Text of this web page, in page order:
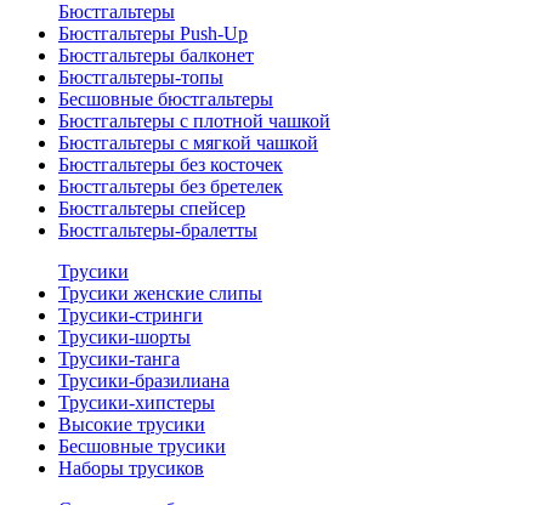
Бюстгальтеры
Бюстгальтеры Push-Up
Бюстгальтеры балконет
Бюстгальтеры-топы
Бесшовные бюстгальтеры
Бюстгальтеры с плотной чашкой
Бюстгальтеры с мягкой чашкой
Бюстгальтеры без косточек
Бюстгальтеры без бретелек
Бюстгальтеры спейсер
Бюстгальтеры-бралетты
Трусики
Трусики женские слипы
Трусики-стринги
Трусики-шорты
Трусики-танга
Трусики-бразилиана
Трусики-хипстеры
Высокие трусики
Бесшовные трусики
Наборы трусиков